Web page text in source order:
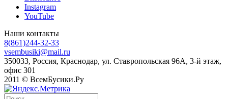
Instagram
YouTube
Наши контакты
8(861)244-32-33
vsembusiki@mail.ru
350033, Россия, Краснодар, ул. Ставропольская 96А, 3-й этаж,
офис 301
2011 © ВсемБусики.Ру